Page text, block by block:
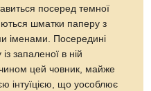
посеред темної
шматки паперу з
іменами. Посередині
запаленої в ній
цей човник, майже
інтуїцією, що уособлює